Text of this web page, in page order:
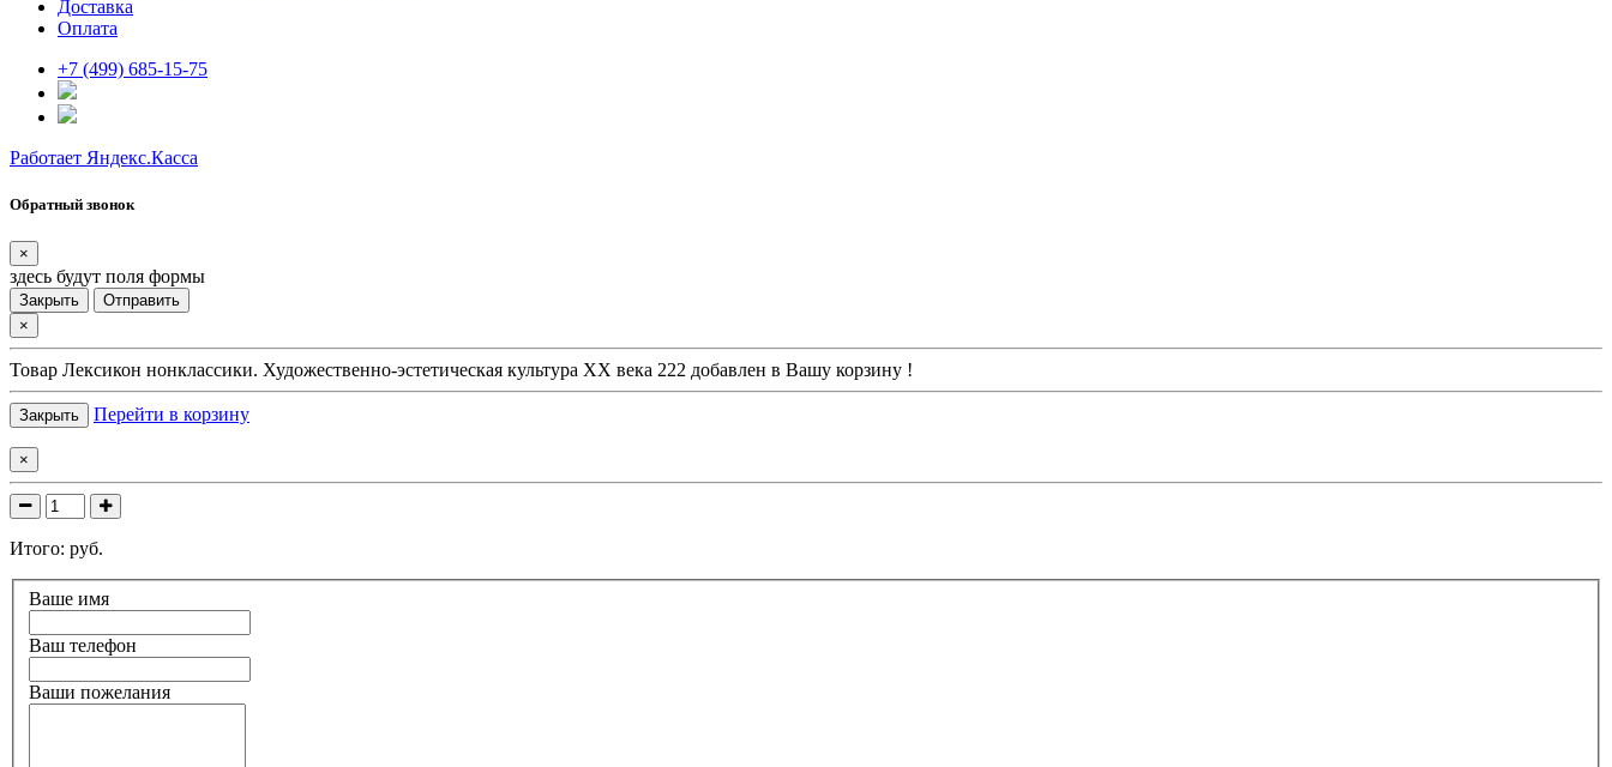
Доставка
Оплата
+7 (499) 685-15-75
Работает Яндекс.Касса
Обратный звонок
×
здесь будут поля формы
Закрыть
Отправить
×
Товар Лексикон нонклассики. Художественно-эстетическая культура XX века 222 добавлен в Вашу корзину !
Закрыть Перейти в корзину
×
Итого: руб.
Ваше имя
Ваш телефон
Ваши пожелания